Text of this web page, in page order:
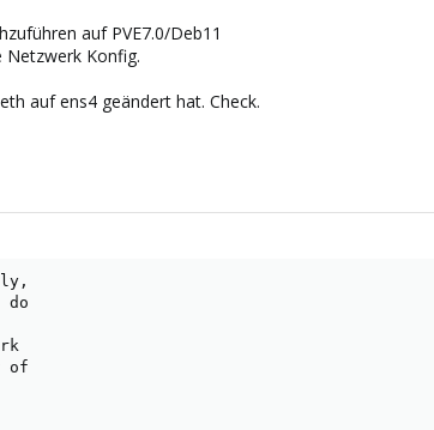
auf PVE7.0/Deb11
Konfig.
auf ens4 geändert hat. Check.
of